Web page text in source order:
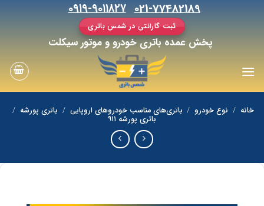
021-77482189 ۰۹۱۹-۹۰۱۱۸۲۷
ثبت گارانتی در شمس باتری
پخش عمده باتری خودرو و موتور سیکلت
خانه / نوع خودرو / باتری‌های مناسب خودروهای اروپایی / باتری پورشه /
باتری پورشه ۹۱۱